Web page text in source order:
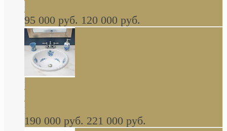
навесное КОМПЛЕКТ
95 000 руб. 120 000 руб.
Decorated Bathroom раковина овальная
встраиваемая для ванной с рисунком синяя
роза В НАЛИЧИИ
190 000 руб. 221 000 руб.